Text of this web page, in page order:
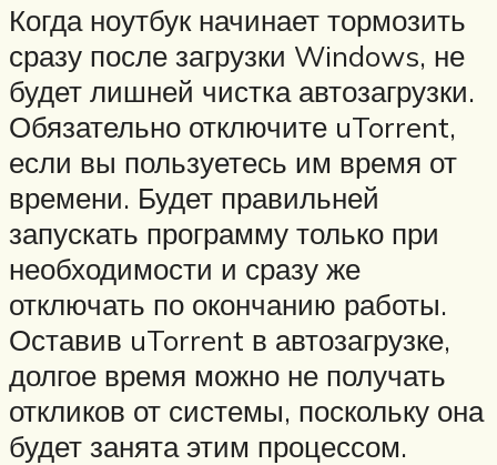
Когда ноутбук начинает тормозить
сразу после загрузки Windows, не
будет лишней чистка автозагрузки.
Обязательно отключите uTorrent,
если вы пользуетесь им время от
времени. Будет правильней
запускать программу только при
необходимости и сразу же
отключать по окончанию работы.
Оставив uTorrent в автозагрузке,
долгое время можно не получать
откликов от системы, поскольку она
будет занята этим процессом.